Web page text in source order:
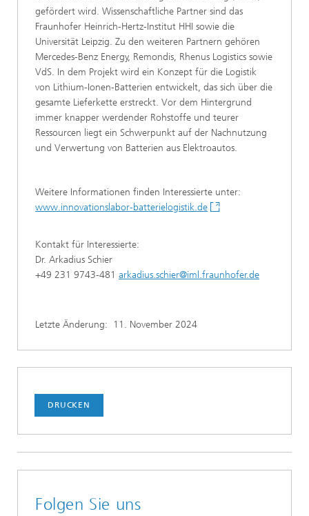
gefördert wird. Wissenschaftliche Partner sind das
Fraunhofer Heinrich-Hertz-Institut HHI sowie die
Universität Leipzig. Zu den weiteren Partnern gehören
Mercedes-Benz Energy, Remondis, Rhenus Logistics sowie
VdS. In dem Projekt wird ein Konzept für die Logistik
von Lithium-Ionen-Batterien entwickelt, das sich über die
gesamte Lieferkette erstreckt. Vor dem Hintergrund
immer knapper werdender Rohstoffe und teurer
Ressourcen liegt ein Schwerpunkt auf der Nachnutzung
und Verwertung von Batterien aus Elektroautos.
Weitere Informationen finden Interessierte unter:
www.innovationslabor-batterielogistik.de
Kontakt für Interessierte:
Dr. Arkadius Schier
+49 231 9743-481 arkadius.schier@iml.fraunhofer.de
Letzte Änderung: 11. November 2024
DRUCKEN
Folgen Sie uns